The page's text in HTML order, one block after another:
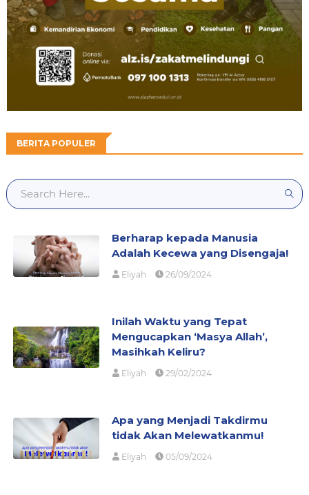
BERITA POPULER
Berharap kepada Manusia
Adalah Kecewa yang Disengaja!
Eliyah 26/09/2024
Inilah Waktu yang Tepat
Mengucapkan ‘Masya Allah’,
Masihkah Keliru?
Eliyah 29/02/2024
Apa yang Menjadi Takdirmu
tidak Akan Melewatkanmu!
Eliyah 05/09/2024